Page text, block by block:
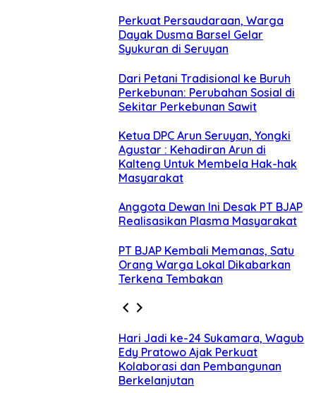
Perkuat Persaudaraan, Warga
Dayak Dusma Barsel Gelar
Syukuran di Seruyan
Dari Petani Tradisional ke Buruh
Perkebunan: Perubahan Sosial di
Sekitar Perkebunan Sawit
Ketua DPC Arun Seruyan, Yongki
Agustar : Kehadiran Arun di
Kalteng Untuk Membela Hak-hak
Masyarakat
Anggota Dewan Ini Desak PT BJAP
Realisasikan Plasma Masyarakat
PT BJAP Kembali Memanas, Satu
Orang Warga Lokal Dikabarkan
Terkena Tembakan
Hari Jadi ke-24 Sukamara, Wagub
Edy Pratowo Ajak Perkuat
Kolaborasi dan Pembangunan
Berkelanjutan